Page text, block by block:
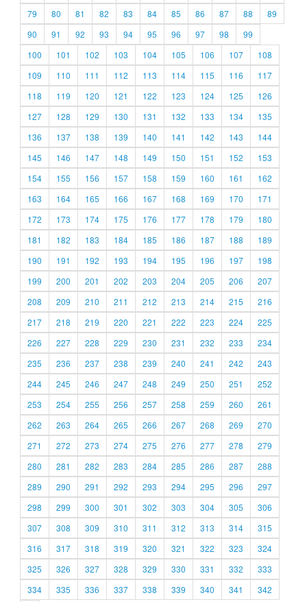
79
80 81 82 83 84 85 86 87 88
89
90
91 92 93 94 95 96 97 98
99
100
101 102 103 104 105 106 107
108
109
110 111 112 113 114 115 116
117
118
119 120 121 122 123 124 125
126
127
128 129 130 131 132 133 134
135
136
137 138 139 140 141 142 143
144
145
146 147 148 149 150 151 152
153
154
155 156 157 158 159 160 161
162
163
164 165 166 167 168 169 170
171
172
173 174 175 176 177 178 179
180
181
182 183 184 185 186 187 188
189
190
191 192 193 194 195 196 197
198
199
200 201 202 203 204 205 206
207
208
209 210 211 212 213 214 215
216
217
218 219 220 221 222 223 224
225
226
227 228 229 230 231 232 233
234
235
236 237 238 239 240 241 242
243
244
245 246 247 248 249 250 251
252
253
254 255 256 257 258 259 260
261
262
263 264 265 266 267 268 269
270
271
272 273 274 275 276 277 278
279
280
281 282 283 284 285 286 287
288
289
290 291 292 293 294 295 296
297
298
299 300 301 302 303 304 305
306
307
308 309 310 311 312 313 314
315
316
317 318 319 320 321 322 323
324
325
326 327 328 329 330 331 332
333
334
335 336 337 338 339 340 341 342